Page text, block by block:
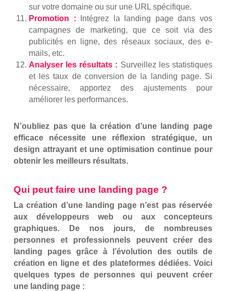
sur votre domaine ou sur une URL spécifique.
Promotion : Intégrez la landing page dans vos
campagnes de marketing, que ce soit via des
publicités en ligne, des réseaux sociaux, des e-
mails, etc.
Analyser les résultats : Surveillez les statistiques
et les taux de conversion de la landing page. Si
nécessaire, apportez des ajustements pour
améliorer les performances.
N’oubliez pas que la création d’une landing page
efficace nécessite une réflexion stratégique, un
design attrayant et une optimisation continue pour
obtenir les meilleurs résultats.
Qui peut faire une landing page ?
La création d’une landing page n’est pas réservée
aux développeurs web ou aux concepteurs
graphiques. De nos jours, de nombreuses
personnes et professionnels peuvent créer des
landing pages grâce à l’évolution des outils de
création en ligne et des plateformes dédiées. Voici
quelques types de personnes qui peuvent créer
une landing page :